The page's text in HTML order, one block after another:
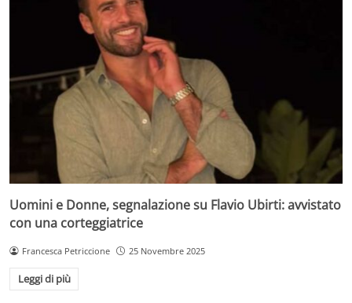
Uomini e Donne, segnalazione su Flavio Ubirti: avvistato
con una corteggiatrice
Francesca Petriccione 25 Novembre 2025
Leggi di più